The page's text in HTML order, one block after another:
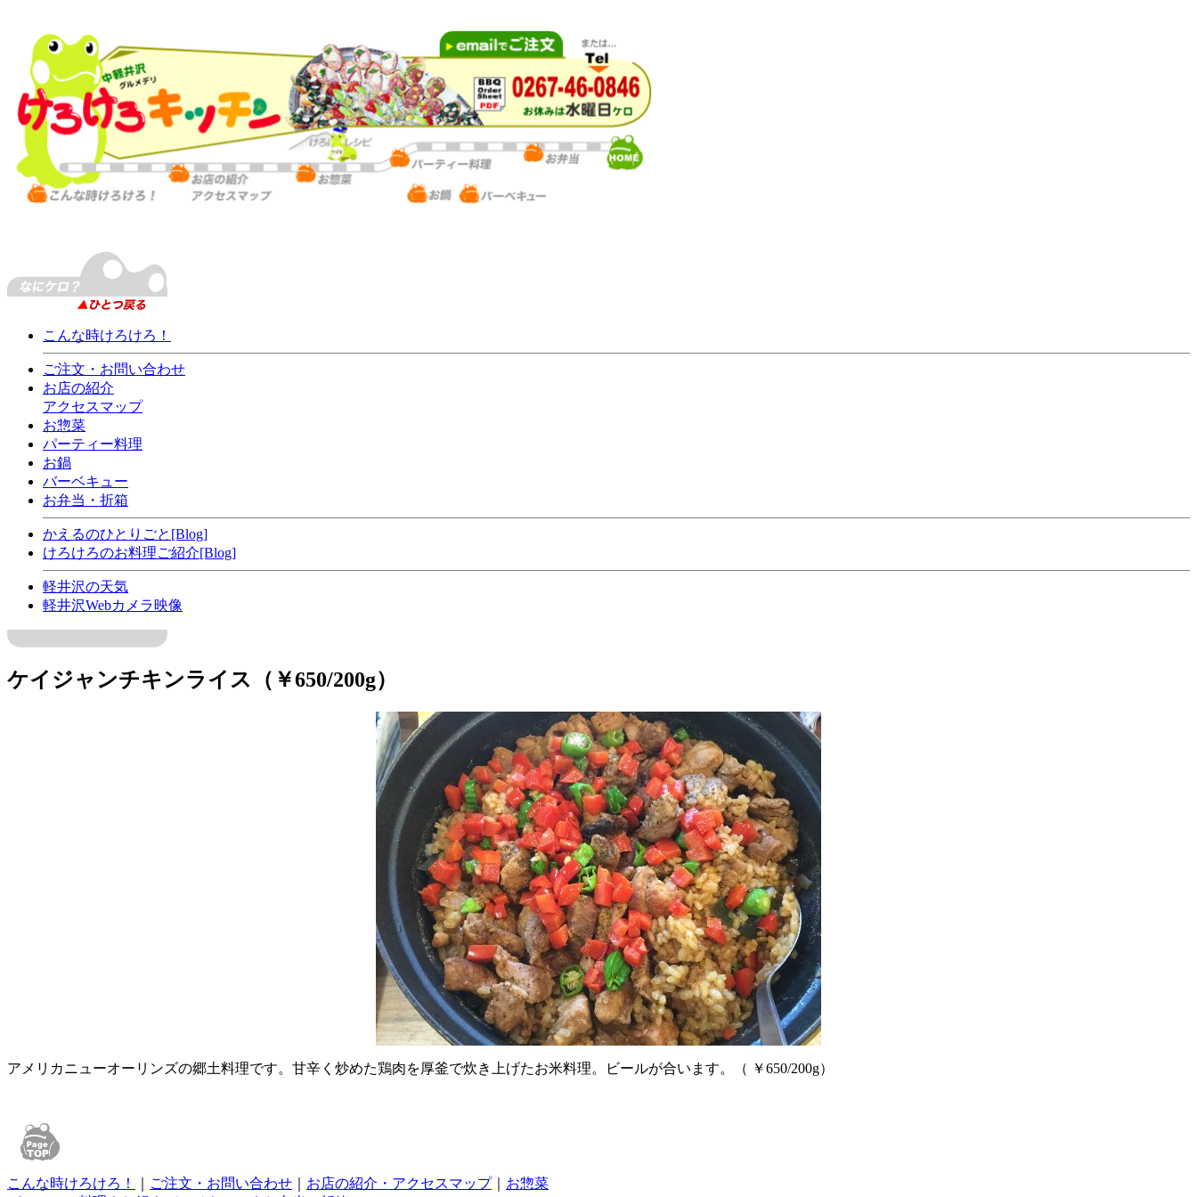
こんな時けろけろ！
ご注文・お問い合わせ
お店の紹介
アクセスマップ
お惣菜
パーティー料理
お鍋
バーベキュー
お弁当・折箱
かえるのひとりごと[Blog]
けろけろのお料理ご紹介[Blog]
軽井沢の天気
軽井沢Webカメラ映像
ケイジャンチキンライス（￥650/200g）
アメリカニューオーリンズの郷土料理です。甘辛く炒めた鶏肉を厚釜で炊き上げたお米料理。ビールが合います。（ ￥650/200g）
こんな時けろけろ！ ご注文・お問い合わせ お店の紹介・アクセスマップ｜ お惣菜